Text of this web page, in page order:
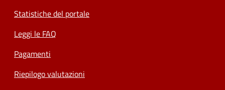
Statistiche del portale
Leggi le FAQ
Pagamenti
Riepilogo valutazioni